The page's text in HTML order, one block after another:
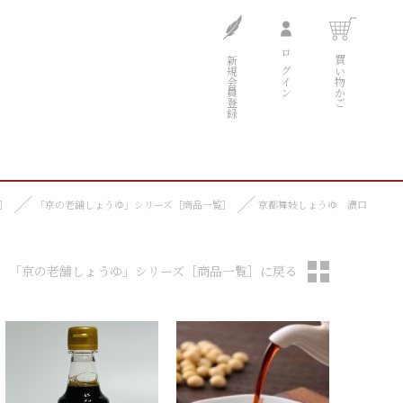
新規会員登録 ログイン 買い物かご
「京の老舗しょうゆ」シリーズ［商品一覧］ 京都舞妓しょうゆ 濃口
「京の老舗しょうゆ」シリーズ［商品一覧］に戻る